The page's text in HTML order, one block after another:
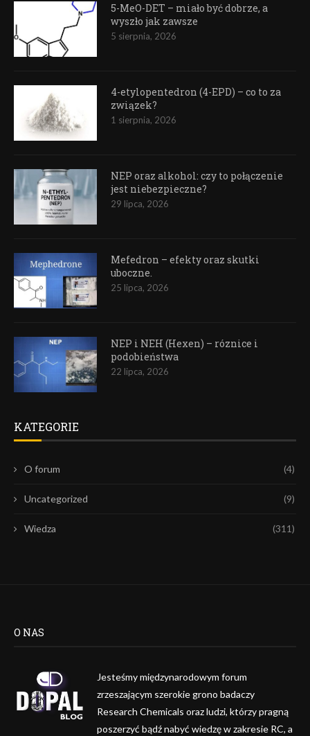
5-MeO-DET – miało być dobrze, a
wyszło jak zawsze
5 sierpnia, 2026
4-etylopentedron (4-EPD) – co to za
związek?
1 sierpnia, 2026
NEP oraz alkohol: czy to połączenie
jest niebezpieczne?
29 lipca, 2026
Mefedron – efekty oraz skutki
uboczne.
25 lipca, 2026
NEP i NEH (Hexen) – róznice i
podobieństwa
22 lipca, 2026
KATEGORIE
O forum (4)
Uncategorized (9)
Wiedza (311)
O NAS
Jesteśmy międzynarodowym forum
zrzeszającym szerokie grono badaczy
Research Chemicals oraz ludzi, którzy pragną
poszerzyć bądź nabyć wiedzę w zakresie RC, a